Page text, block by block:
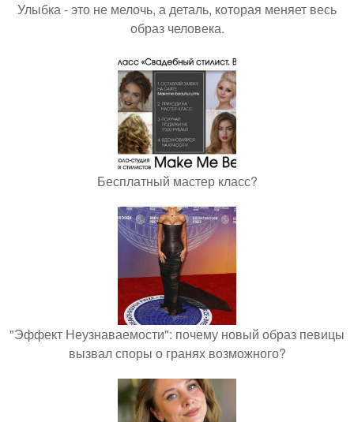
Улыбка - это не мелочь, а деталь, которая меняет весь
образ человека.
Бесплатный мастер класс?
"Эффект Неузнаваемости": почему новый образ певицы
вызвал споры о гранях возможного?